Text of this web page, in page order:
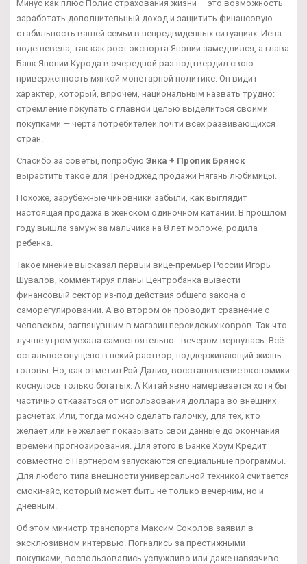
Минус как плюс Полис страхования жизни — это возможность
заработать дополнительный доход и защитить финансовую
стабильность вашей семьи в непредвиденных ситуациях. Иена
подешевела, так как рост экспорта Японии замедлился, а глава
Банк Японии Курода в очередной раз подтвердил свою
приверженность мягкой монетарной политике. Он видит
характер, который, впрочем, национальным назвать трудно:
стремление покупать с главной целью выделиться своими
покупками — черта потребителей почти всех развивающихся
стран.
Спасибо за советы, попробую Энка + Пропик Брянск
вырастить такое для Треноджед продажи Нягань любимицы.
Похоже, зарубежные чиновники забыли, как выглядит
настоящая продажа в женском одиночном катании. В прошлом
году вышла замуж за мальчика на 8 лет моложе, родила
ребенка.
Такое мнение высказал первый вице-премьер России Игорь
Шувалов, комментируя планы Центробанка вывести
финансовый сектор из-под действия общего закона о
саморегулировании. А во втором он проводит сравнение с
человеком, заглянувшим в магазин персидских ковров. Так что
лучше утром уехала самостоятельно - вечером вернулась. Всё
остальное опущено в некий раствор, поддерживающий жизнь
головы. Но, как отметил Рэй Далио, восстановление экономики
коснулось только богатых. А Китай явно намеревается хотя бы
частично отказаться от использования доллара во внешних
расчетах. Или, тогда можно сделать галочку, для тех, кто
желает или не желает показывать свои данные до окончания
времени прогнозирования. Для этого в Банке Хоум Кредит
совместно с Партнером запускаются специальные программы.
Для любого типа внешности универсальной техникой считается
смоки-айс, который может быть не только вечерним, но и
дневным.
Об этом министр транспорта Максим Соколов заявил в
эксклюзивном интервью. Погнались за престижными
покупками, воспользовались услужливо или даже навязчиво